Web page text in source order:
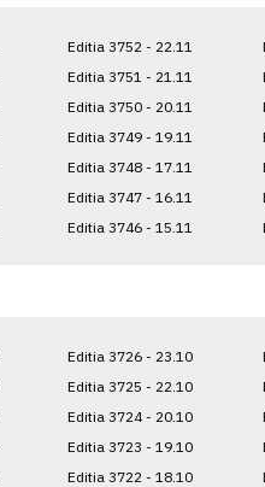
Editia 3752 - 22.11
Editia 3751 - 21.11
Editia 3750 - 20.11
Editia 3749 - 19.11
Editia 3748 - 17.11
Editia 3747 - 16.11
Editia 3746 - 15.11
Editia 3726 - 23.10
Editia 3725 - 22.10
Editia 3724 - 20.10
Editia 3723 - 19.10
Editia 3722 - 18.10